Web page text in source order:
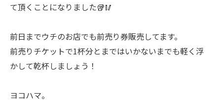
て頂くことになりました🥡🥢
前日までウチのお店でも前売り券販売してます。
前売りチケットで1杯分とまではいかないまでも軽く浮
かして乾杯しましょう！
ヨコハマ。